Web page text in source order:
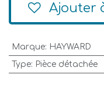
Ajouter
Marque: HAYWARD
Type: Pièce détachée